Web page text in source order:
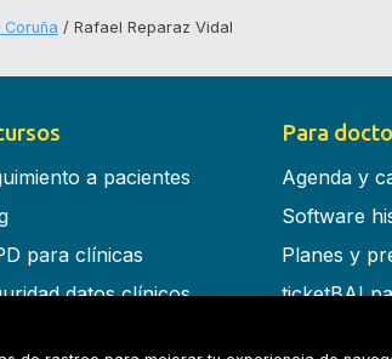
Rafael Reparaz Vidal
a pacientes
para clínicas
datos clínicos
Para
Agenda y
Software
Planes y
ticketBAI